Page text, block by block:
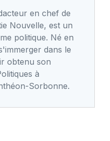
en chef de
Nouvelle, est un
politique. Né en
dans le
obtenu son
à
Sorbonne.